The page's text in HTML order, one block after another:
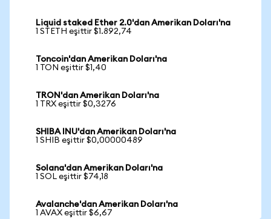
Liquid staked Ether 2.0'dan Amerikan Doları'na
1 STETH eşittir $1.892,74
Toncoin'dan Amerikan Doları'na
1 TON eşittir $1,40
TRON'dan Amerikan Doları'na
1 TRX eşittir $0,3276
SHIBA INU'dan Amerikan Doları'na
1 SHIB eşittir $0,00000489
Solana'dan Amerikan Doları'na
1 SOL eşittir $74,18
Avalanche'dan Amerikan Doları'na
1 AVAX eşittir $6,67